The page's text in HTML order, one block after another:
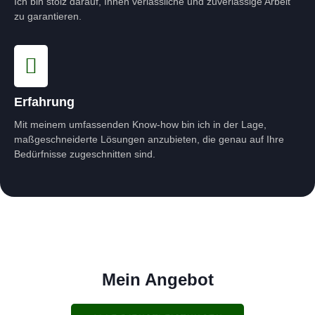
Erfahrung
Mit meinem umfassenden Know-how bin ich in der Lage,
maßgeschneiderte Lösungen anzubieten, die genau auf Ihre
Bedürfnisse zugeschnitten sind.
zu garantieren.
Mein Angebot